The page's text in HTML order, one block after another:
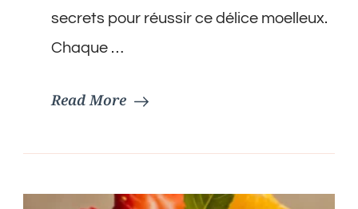
secrets pour réussir ce délice moelleux.
Chaque …
Read More